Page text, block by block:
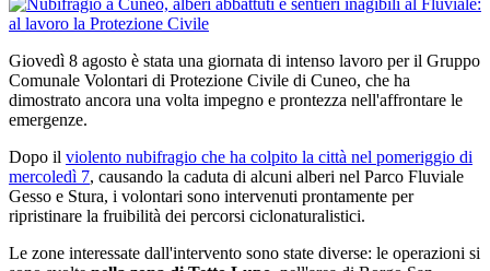
Giovedì 8 agosto è stata una giornata di intenso lavoro per il Gruppo
Comunale Volontari di Protezione Civile di Cuneo, che ha
dimostrato ancora una volta impegno e prontezza nell'affrontare le
emergenze.
Dopo il violento nubifragio che ha colpito la città nel pomeriggio di
mercoledì 7, causando la caduta di alcuni alberi nel Parco Fluviale
Gesso e Stura, i volontari sono intervenuti prontamente per
ripristinare la fruibilità dei percorsi ciclonaturalistici.
Le zone interessate dall'intervento sono state diverse: le operazioni si